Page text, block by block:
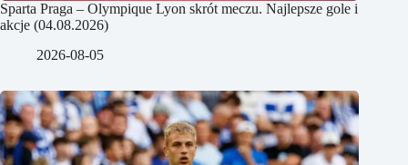
Sparta Praga – Olympique Lyon skrót meczu. Najlepsze gole i
akcje (04.08.2026)
2026-08-05